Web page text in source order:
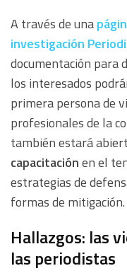
A través de una
investigación
documentación para
los interesados
primera persona de
profesionales de la
también estará
capacitaciónen el
estrategias de
formas de mitigación.
Hallazgos: las
las periodistas